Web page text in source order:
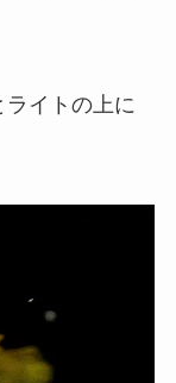
イトの上に